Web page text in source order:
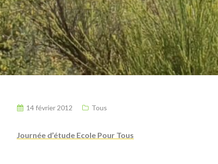
14 février 2012 Tous
Journée d’étude Ecole Pour Tous